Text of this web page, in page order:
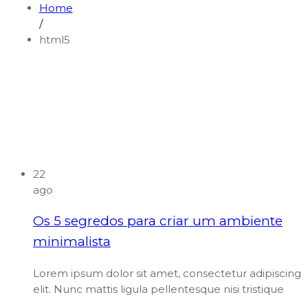
Home
/
html5
22
ago
Os 5 segredos para criar um ambiente
minimalista
Lorem ipsum dolor sit amet, consectetur adipiscing
elit. Nunc mattis ligula pellentesque nisi tristique